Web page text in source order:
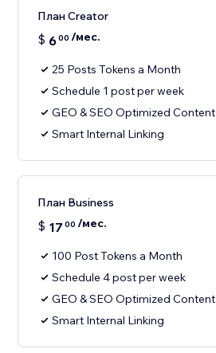
План Creator
$ 600 /мес.
25 Posts Tokens a Month
Schedule 1 post per week
GEO & SEO Optimized Content
Smart Internal Linking
План Business
$ 17 00 /мес.
100 Post Tokens a Month
Schedule 4 post per week
GEO & SEO Optimized Content
Smart Internal Linking